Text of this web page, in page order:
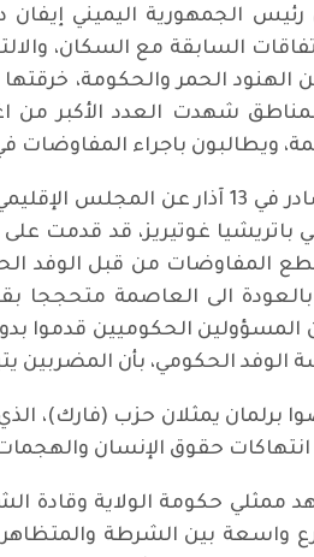
الجمهورية اليميني
السابقة مع السكان،
بين الهنود الحمر
شهدت العدد الأكبر من
ويطالبون باجراء
البيان الصحفي الصادر في 13
باتريشيا غوتيريز، قد
المفاوضات من قبل الوفد
الى العاصمة متحججا
أن المسؤولين الحكوميين
الوفد الحكومي، بأن
برلمان يمثلان حزب (فارك)،
انتهاكات حقوق الإنسان
ممثلي حكومة الولاية وقادة
واسعة بين الشرطة